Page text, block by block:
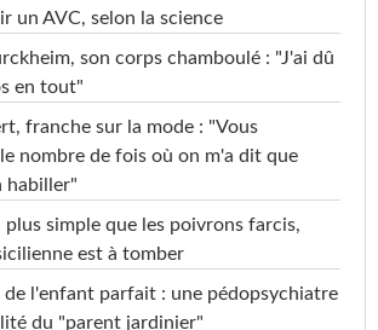
un AVC, selon la science
son corps chamboulé : "J'ai dû
en tout"
franche sur la mode : "Vous
nombre de fois où on m'a dit que
habiller"
plus simple que les poivrons farcis,
est à tomber
de l'enfant parfait : une pédopsychiatre
du "parent jardinier"